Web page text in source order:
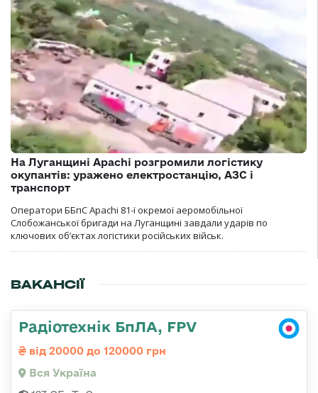
На Луганщині Apachi розгромили логістику
окупантів: уражено електростанцію, АЗС і
транспорт
Оператори ББпС Apachi 81-ї окремої аеромобільної
Слобожанської бригади на Луганщині завдали ударів по
ключових об’єктах логістики російських військ.
ВАКАНСІЇ
Радіотехнік БпЛА, FPV
від 20000 до 120000 грн
Вся Україна